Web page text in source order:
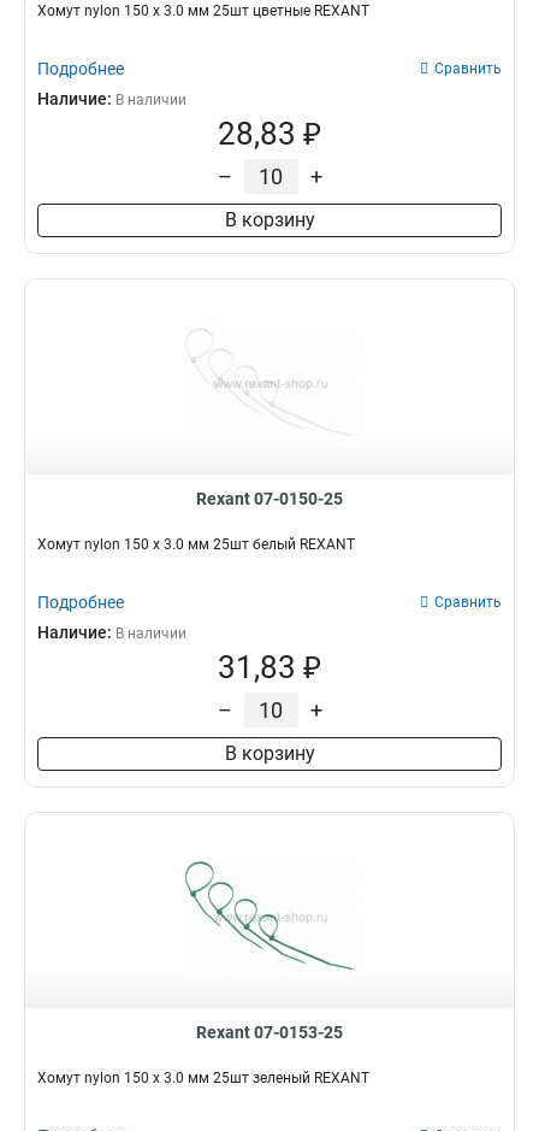
Хомут nylon 150 х 3.0 мм 25шт цветные REXANT
Подробнее Сравнить
Наличие: В наличии
28,83 ₽
– +
В корзину
Rexant 07-0150-25
Хомут nylon 150 х 3.0 мм 25шт белый REXANT
Подробнее Сравнить
Наличие: В наличии
31,83 ₽
– +
В корзину
Rexant 07-0153-25
Хомут nylon 150 х 3.0 мм 25шт зеленый REXANT